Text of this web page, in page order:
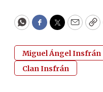
WhatsApp
Facebook
Twitter
Email
Miguel Ángel Insfrán
Clan Insfrán